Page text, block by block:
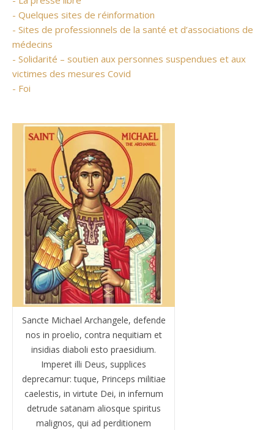
- Quelques sites de réinformation
- Sites de professionnels de la santé et d’associations de
médecins
- Solidarité – soutien aux personnes suspendues et aux
victimes des mesures Covid
- Foi
Sancte Michael Archangele, defende
nos in proelio, contra nequitiam et
insidias diaboli esto praesidium.
Imperet illi Deus, supplices
deprecamur: tuque, Princeps militiae
caelestis, in virtute Dei, in infernum
detrude satanam aliosque spiritus
malignos, qui ad perditionem